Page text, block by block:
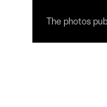
The photos